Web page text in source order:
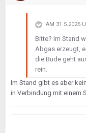
AM 31.5.2025
Bitte? Im Stand
Abgas erzeugt,
die Bude geht
rein.
Im Stand gibt es aber
in Verbindung mit einem